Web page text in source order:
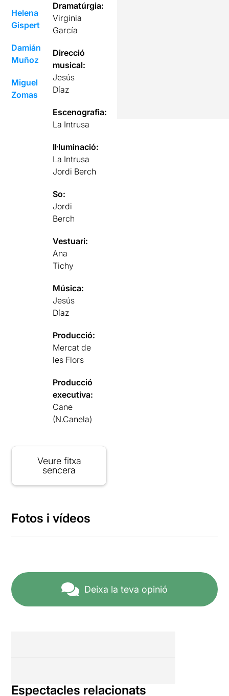
Helena
Gispert
Damián
Muñoz
Miguel
Zomas
Dramatúrgia:
Virginia
García
Direcció
musical:
Jesús
Díaz
Escenografia:
La Intrusa
Il·luminació:
La Intrusa
Jordi Berch
So:
Jordi
Berch
Vestuari:
Ana
Tichy
Música:
Jesús
Díaz
Producció:
Mercat de
les Flors
Producció
executiva:
Cane
(N.Canela)
Veure fitxa
sencera
Fotos i vídeos
Deixa la teva opinió
Espectacles relacionats